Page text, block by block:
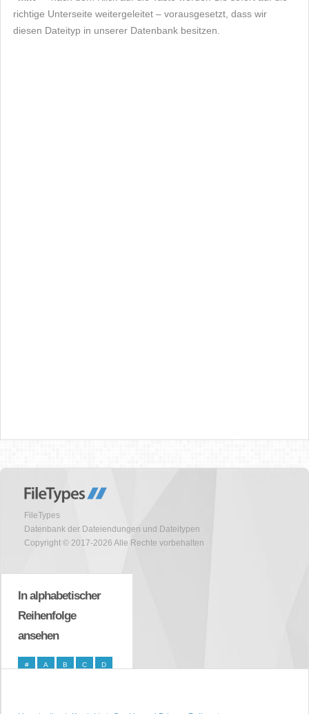
richtige Unterseite weitergeleitet – vorausgesetzt, dass wir
diesen Dateityp in unserer Datenbank besitzen.
FileTypes
Datenbank der Dateiendungen und Dateitypen
Copyright © 2017-2026 Alle Rechte vorbehalten
In alphabetischer
Reihenfolge
ansehen
# A B C D